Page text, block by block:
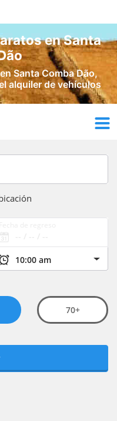
en Santa
Santa Comba Dão,
alquiler de vehículos